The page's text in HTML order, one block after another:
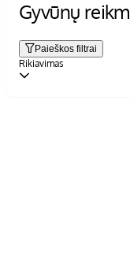
Gyvūnų
Paieškos filtrai
Rikiavimas